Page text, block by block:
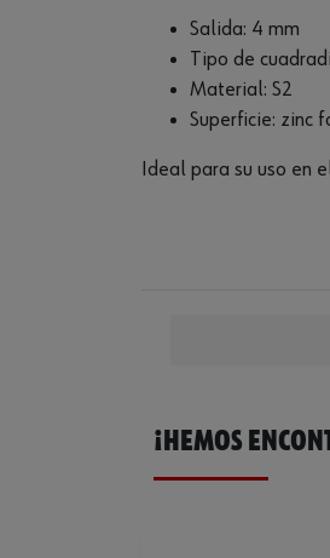
Salida: 4 mm
Tipo de
Material: S2
Superficie: zinc
Ideal para su uso en
¡HEMOS